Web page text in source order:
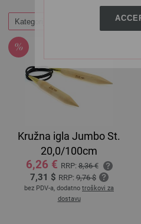
Kategorije
Kružna igla Jumbo St.
20,0/100cm
6,26 € RRP:8,36 €
7,31 $ RRP:9,76 $
bez PDV-a, dodatno troškovi za
dostavu